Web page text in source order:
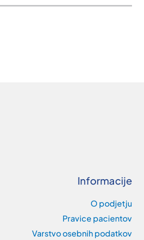
Informacije
O podjetju
Pravice pacientov
Varstvo osebnih podatkov